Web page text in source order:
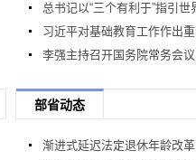
总书记以“三个有利于”指引
习近平对基础教育工作作出
李强主持召开国务院常务会
部省动态
渐进式延迟法定退休年龄改革